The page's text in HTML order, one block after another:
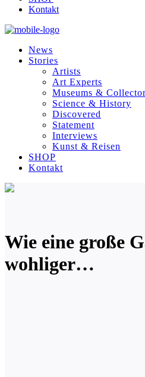
Kontakt
News
Stories
Artists
Art Experts
Museums &
Science & History
Discovered
Statement
Interviews
Kunst & Reisen
SHOP
Kontakt
Wie eine große
wohliger…